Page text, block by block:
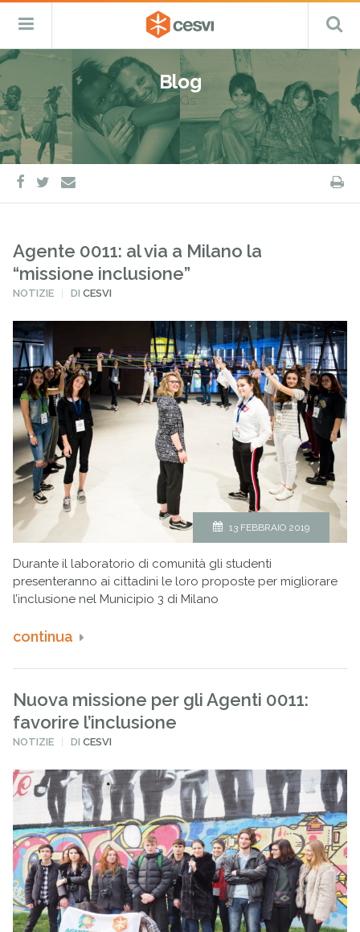
Salta
al
contenuto
CESVI
Fondazione
–
ETS
Cooperazione,
Emergenza
e
Sviluppo
Menu
Blog
SDGs
facebook
twitter
e-
mail
Agente 0011: al via a Milano la
“missione inclusione”
PUBBLICATO
NOTIZIE DICESVI
13 FEBBRAIO 2019
Durante il laboratorio di comunità gli studenti
presenteranno ai cittadini le loro proposte per migliorare
l’inclusione nel Municipio 3 di Milano
continua
Nuova missione per gli Agenti 0011:
favorire l’inclusione
PUBBLICATO
NOTIZIE DICESVI